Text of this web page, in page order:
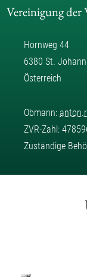
Vereinigung der
Hornweg 44
6380 St.
Österreich
Obmann:
ZVR-Zahl:
Zuständige